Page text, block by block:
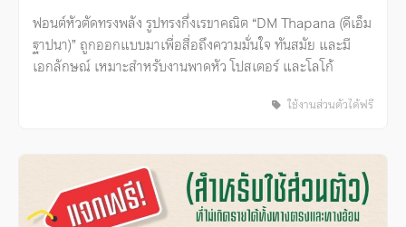
ฟอนต์หัวตัดทรงพลัง รูปทรงกึ่งเรขาคณิต “DM Thapana (ดีเอ็ม
ฐาปนา)” ถูกออกแบบมาเพื่อสื่อถึงความมั่นใจ ทันสมัย และมี
เอกลักษณ์ เหมาะสำหรับงานพาดหัว โปสเตอร์ และโลโก้
ใช้งานส่วนตัวได้ฟรี